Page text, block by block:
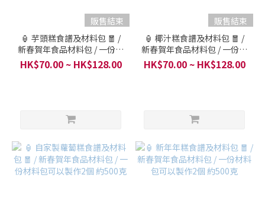
販售結束
🏮 芋頭糕食譜及材料包 🧧 /
新春賀年食品材料包 / 一份材
料包可以製作2個 約500克
HK$70.00 ~ HK$128.00
販售結束
🏮 椰汁糕食譜及材料包 🧧 /
新春賀年食品材料包 / 一份材
料包可以製作2個 約500克
HK$70.00 ~ HK$128.00